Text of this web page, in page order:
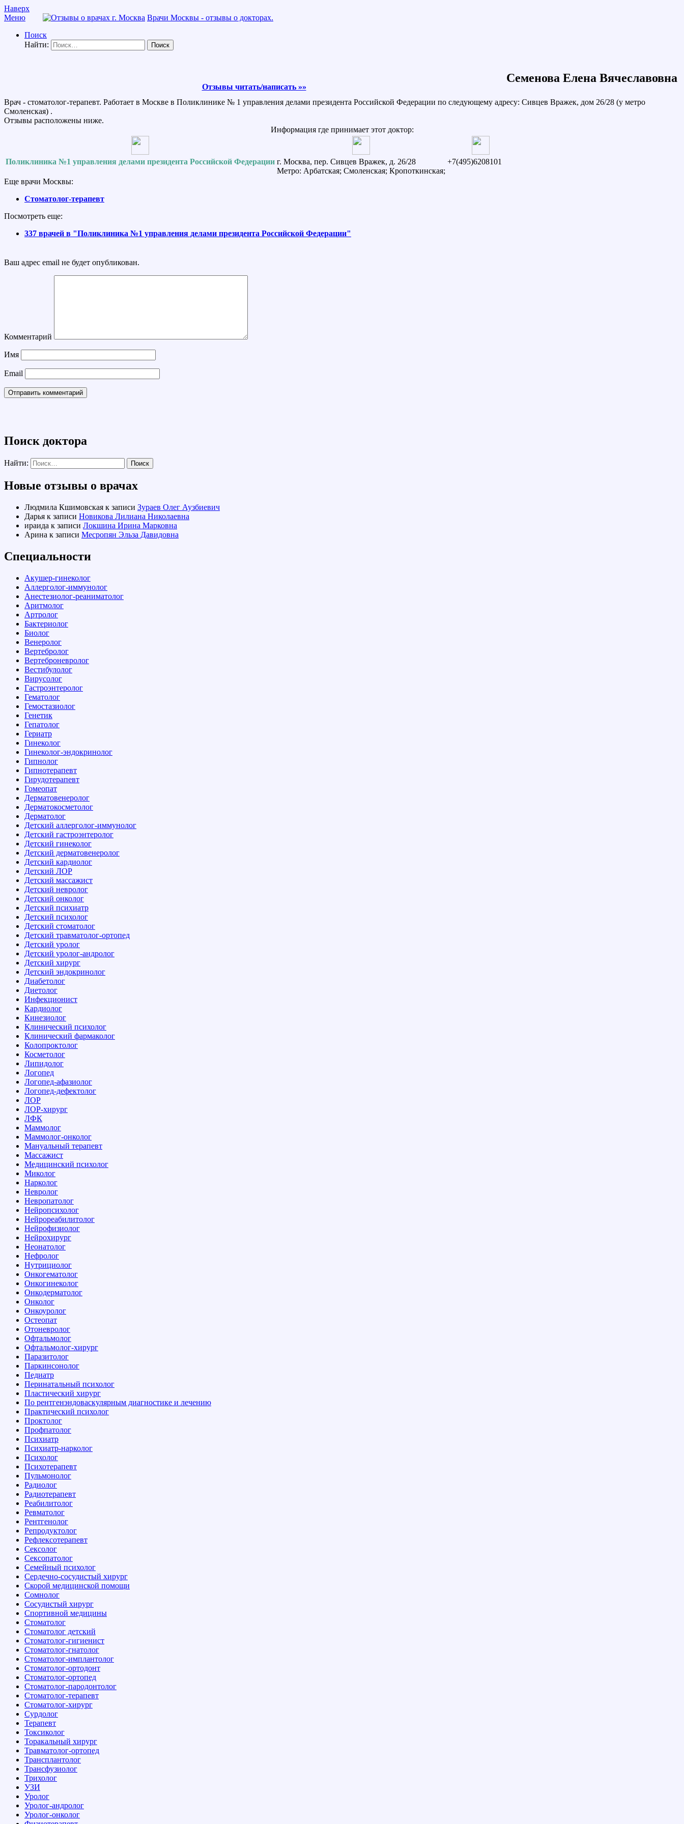
Наверх
Меню
Врачи Москвы - отзывы о докторах.
Поиск
Найти:
Отзывы читать/написать »»
Семенова Елена Вячеславовна
Врач - стоматолог-терапевт. Работает в Москве в Поликлинике № 1 управления делами президента Российской Федерации по следующему адресу: Сивцев Вражек, дом 26/28 (у метро
Смоленская) .
Отзывы расположены ниже.
Информация где принимает этот доктор:
Поликлиника №1 управления делами президента Российской Федерации г. Москва, пер. Сивцев Вражек, д. 26/28
Метро: Арбатская; Смоленская; Кропоткинская;
+7(495)6208101
Еще врачи Москвы:
Стоматолог-терапевт
Посмотреть еще:
337 врачей в "Поликлиника №1 управления делами президента Российской Федерации"
Ваш адрес email не будет опубликован.
Комментарий
Имя
Email
Поиск доктора
Найти:
Новые отзывы о врачах
Людмила Кшимовская к записи Зураев Олег Аузбиевич
Дарья к записи Новикова Лилиана Николаевна
ираида к записи Локшина Ирина Марковна
Арина к записи Месропян Эльза Давидовна
Специальности
Акушер-гинеколог
Аллерголог-иммунолог
Анестезиолог-реаниматолог
Аритмолог
Артролог
Бактериолог
Биолог
Венеролог
Вертебролог
Вертеброневролог
Вестибулолог
Вирусолог
Гастроэнтеролог
Гематолог
Гемостазиолог
Генетик
Гепатолог
Гериатр
Гинеколог
Гинеколог-эндокринолог
Гипнолог
Гипнотерапевт
Гирудотерапевт
Гомеопат
Дерматовенеролог
Дерматокосметолог
Дерматолог
Детский аллерголог-иммунолог
Детский гастроэнтеролог
Детский гинеколог
Детский дерматовенеролог
Детский кардиолог
Детский ЛОР
Детский массажист
Детский невролог
Детский онколог
Детский психиатр
Детский психолог
Детский стоматолог
Детский травматолог-ортопед
Детский уролог
Детский уролог-андролог
Детский хирург
Детский эндокринолог
Диабетолог
Диетолог
Инфекционист
Кардиолог
Кинезиолог
Клинический психолог
Клинический фармаколог
Колопроктолог
Косметолог
Липидолог
Логопед
Логопед-афазиолог
Логопед-дефектолог
ЛОР
ЛОР-хирург
ЛФК
Маммолог
Маммолог-онколог
Мануальный терапевт
Массажист
Медицинский психолог
Миколог
Нарколог
Невролог
Невропатолог
Нейропсихолог
Нейрореабилитолог
Нейрофизиолог
Нейрохирург
Неонатолог
Нефролог
Нутрициолог
Онкогематолог
Онкогинеколог
Онкодерматолог
Онколог
Онкоуролог
Остеопат
Отоневролог
Офтальмолог
Офтальмолог-хирург
Паразитолог
Паркинсонолог
Педиатр
Перинатальный психолог
Пластический хирург
По рентгенэндоваскулярным диагностике и лечению
Практический психолог
Проктолог
Профпатолог
Психиатр
Психиатр-нарколог
Психолог
Психотерапевт
Пульмонолог
Радиолог
Радиотерапевт
Реабилитолог
Ревматолог
Рентгенолог
Репродуктолог
Рефлексотерапевт
Сексолог
Сексопатолог
Семейный психолог
Сердечно-сосудистый хирург
Скорой медицинской помощи
Сомнолог
Сосудистый хирург
Спортивной медицины
Стоматолог
Стоматолог детский
Стоматолог-гигиенист
Стоматолог-гнатолог
Стоматолог-имплантолог
Стоматолог-ортодонт
Стоматолог-ортопед
Стоматолог-пародонтолог
Стоматолог-терапевт
Стоматолог-хирург
Сурдолог
Терапевт
Токсиколог
Торакальный хирург
Травматолог-ортопед
Трансплантолог
Трансфузиолог
Трихолог
УЗИ
Уролог
Уролог-андролог
Уролог-онколог